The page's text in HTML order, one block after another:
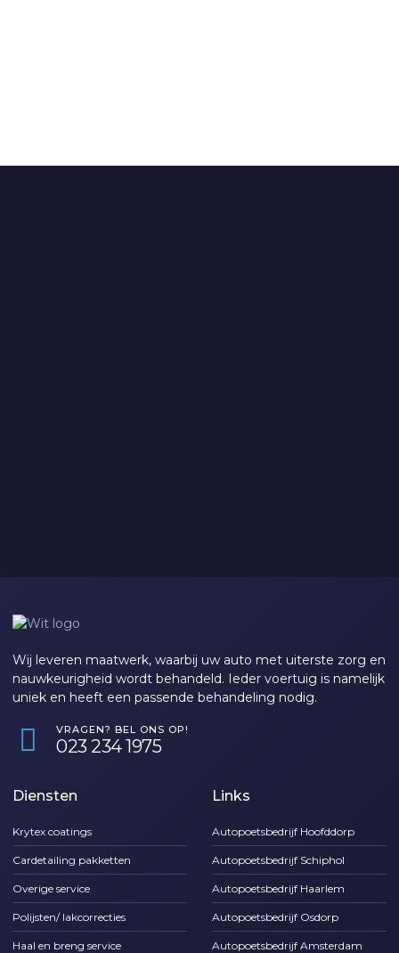
Wij leveren maatwerk, waarbij uw auto met uiterste zorg en
nauwkeurigheid wordt behandeld. Ieder voertuig is namelijk
uniek en heeft een passende behandeling nodig.
VRAGEN? BEL ONS OP!
‎023 234 1975
Diensten
Krytex coatings
Cardetailing pakketten
Overige service
Polijsten/ lakcorrecties
Haal en breng service
Links
Autopoetsbedrijf Hoofddorp
Autopoetsbedrijf Schiphol
Autopoetsbedrijf Haarlem
Autopoetsbedrijf Osdorp
Autopoetsbedrijf Amsterdam